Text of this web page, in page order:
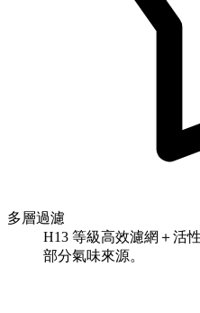
多層過濾
H13 等級高效濾網＋活
部分氣味來源。